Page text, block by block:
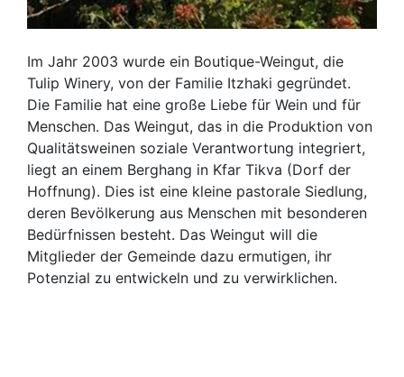
Im Jahr 2003 wurde ein Boutique-Weingut, die
Tulip Winery, von der Familie Itzhaki gegründet.
Die Familie hat eine große Liebe für Wein und für
Menschen. Das Weingut, das in die Produktion von
Qualitätsweinen soziale Verantwortung integriert,
liegt an einem Berghang in Kfar Tikva (Dorf der
Hoffnung). Dies ist eine kleine pastorale Siedlung,
deren Bevölkerung aus Menschen mit besonderen
Bedürfnissen besteht. Das Weingut will die
Mitglieder der Gemeinde dazu ermutigen, ihr
Potenzial zu entwickeln und zu verwirklichen.